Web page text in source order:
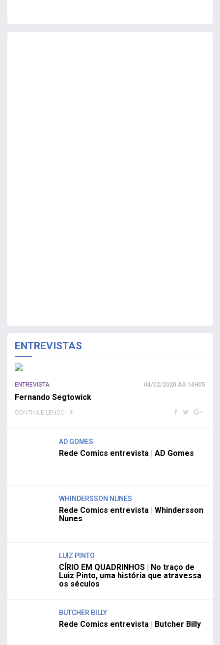
ENTREVISTAS
ENTREVISTA 04/02/2020 ÀS 14H05
Fernando Segtowick
CONTINUE LENDO
AD GOMES
Rede Comics entrevista | AD Gomes
WHINDERSSON NUNES
Rede Comics entrevista | Whindersson
Nunes
LUIZ PINTO
CÍRIO EM QUADRINHOS | No traço de
Luiz Pinto, uma história que atravessa
os séculos
BUTCHER BILLY
Rede Comics entrevista | Butcher Billy